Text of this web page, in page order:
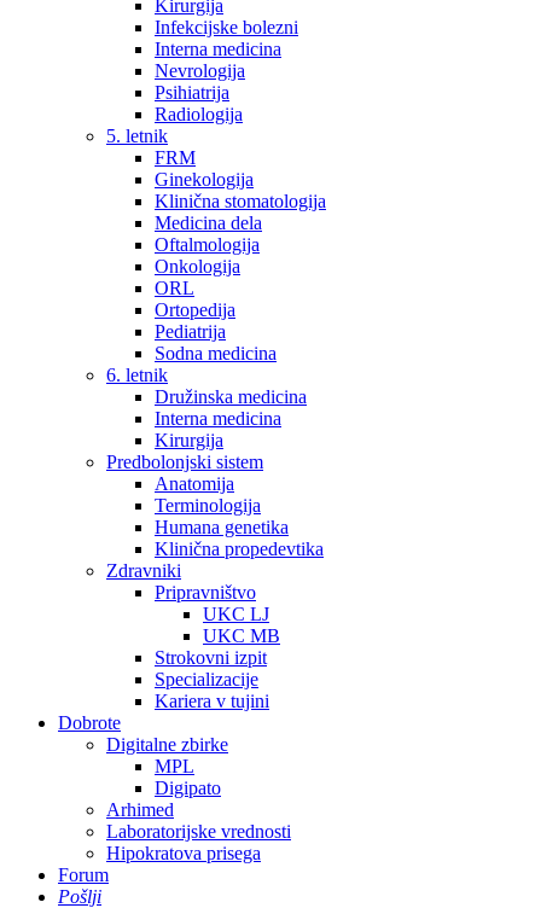
Kirurgija
Infekcijske bolezni
Interna medicina
Nevrologija
Psihiatrija
Radiologija
5. letnik
FRM
Ginekologija
Klinična stomatologija
Medicina dela
Oftalmologija
Onkologija
ORL
Ortopedija
Pediatrija
Sodna medicina
6. letnik
Družinska medicina
Interna medicina
Kirurgija
Predbolonjski sistem
Anatomija
Terminologija
Humana genetika
Klinična propedevtika
Zdravniki
Pripravništvo
UKC LJ
UKC MB
Strokovni izpit
Specializacije
Kariera v tujini
Dobrote
Digitalne zbirke
MPL
Digipato
Arhimed
Laboratorijske vrednosti
Hipokratova prisega
Forum
Pošlji